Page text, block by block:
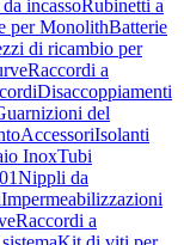
incassoRubinetti a
per MonolithBatterie
di ricambio per
Raccordi a
Disaccoppiamenti
del
AccessoriIsolanti
InoxTubi
Nippli da
Impermeabilizzazioni
Raccordi a